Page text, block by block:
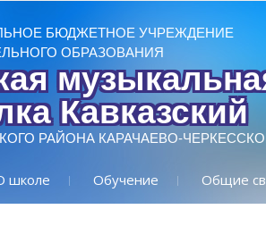
БЮДЖЕТНОЕ УЧРЕЖДЕНИЕ
ОБРАЗОВАНИЯ
Кавказский
РАЙОНА КАРАЧАЕВО-
школе Обучение Общие